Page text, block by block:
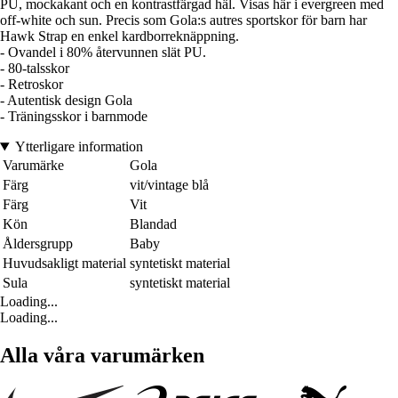
PU, mockakant och en kontrastfärgad häl. Visas här i evergreen med
off-white och sun. Precis som Gola:s autres sportskor för barn har
Hawk Strap en enkel kardborreknäppning.
- Ovandel i 80% återvunnen slät PU.
- 80-talsskor
- Retroskor
- Autentisk design Gola
- Träningsskor i barnmode
Ytterligare information
Varumärke
Gola
Färg
vit/vintage blå
Färg
Vit
Kön
Blandad
Åldersgrupp
Baby
Huvudsakligt material syntetiskt material
Sula
syntetiskt material
Loading...
Loading...
Alla våra varumärken